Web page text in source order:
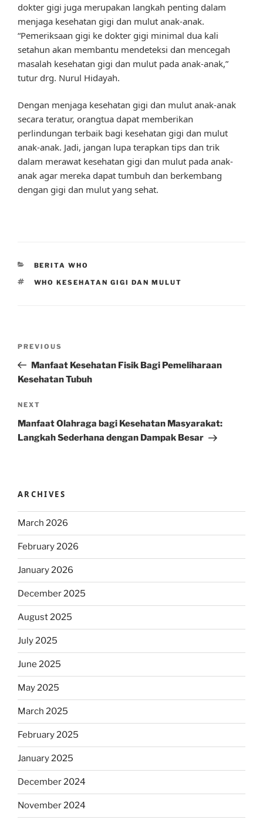
dokter gigi juga merupakan langkah penting dalam
menjaga kesehatan gigi dan mulut anak-anak.
“Pemeriksaan gigi ke dokter gigi minimal dua kali
setahun akan membantu mendeteksi dan mencegah
masalah kesehatan gigi dan mulut pada anak-anak,”
tutur drg. Nurul Hidayah.
Dengan menjaga kesehatan gigi dan mulut anak-anak
secara teratur, orangtua dapat memberikan
perlindungan terbaik bagi kesehatan gigi dan mulut
anak-anak. Jadi, jangan lupa terapkan tips dan trik
dalam merawat kesehatan gigi dan mulut pada anak-
anak agar mereka dapat tumbuh dan berkembang
dengan gigi dan mulut yang sehat.
CATEGORIES
BERITA WHO
TAGS
WHO KESEHATAN GIGI DAN MULUT
Previous
Post
PREVIOUS
Manfaat Kesehatan Fisik Bagi Pemeliharaan
Kesehatan Tubuh
Next
Post
NEXT
Manfaat Olahraga bagi Kesehatan Masyarakat:
Langkah Sederhana dengan Dampak Besar
ARCHIVES
March 2026
February 2026
January 2026
December 2025
August 2025
July 2025
June 2025
May 2025
March 2025
February 2025
January 2025
December 2024
November 2024